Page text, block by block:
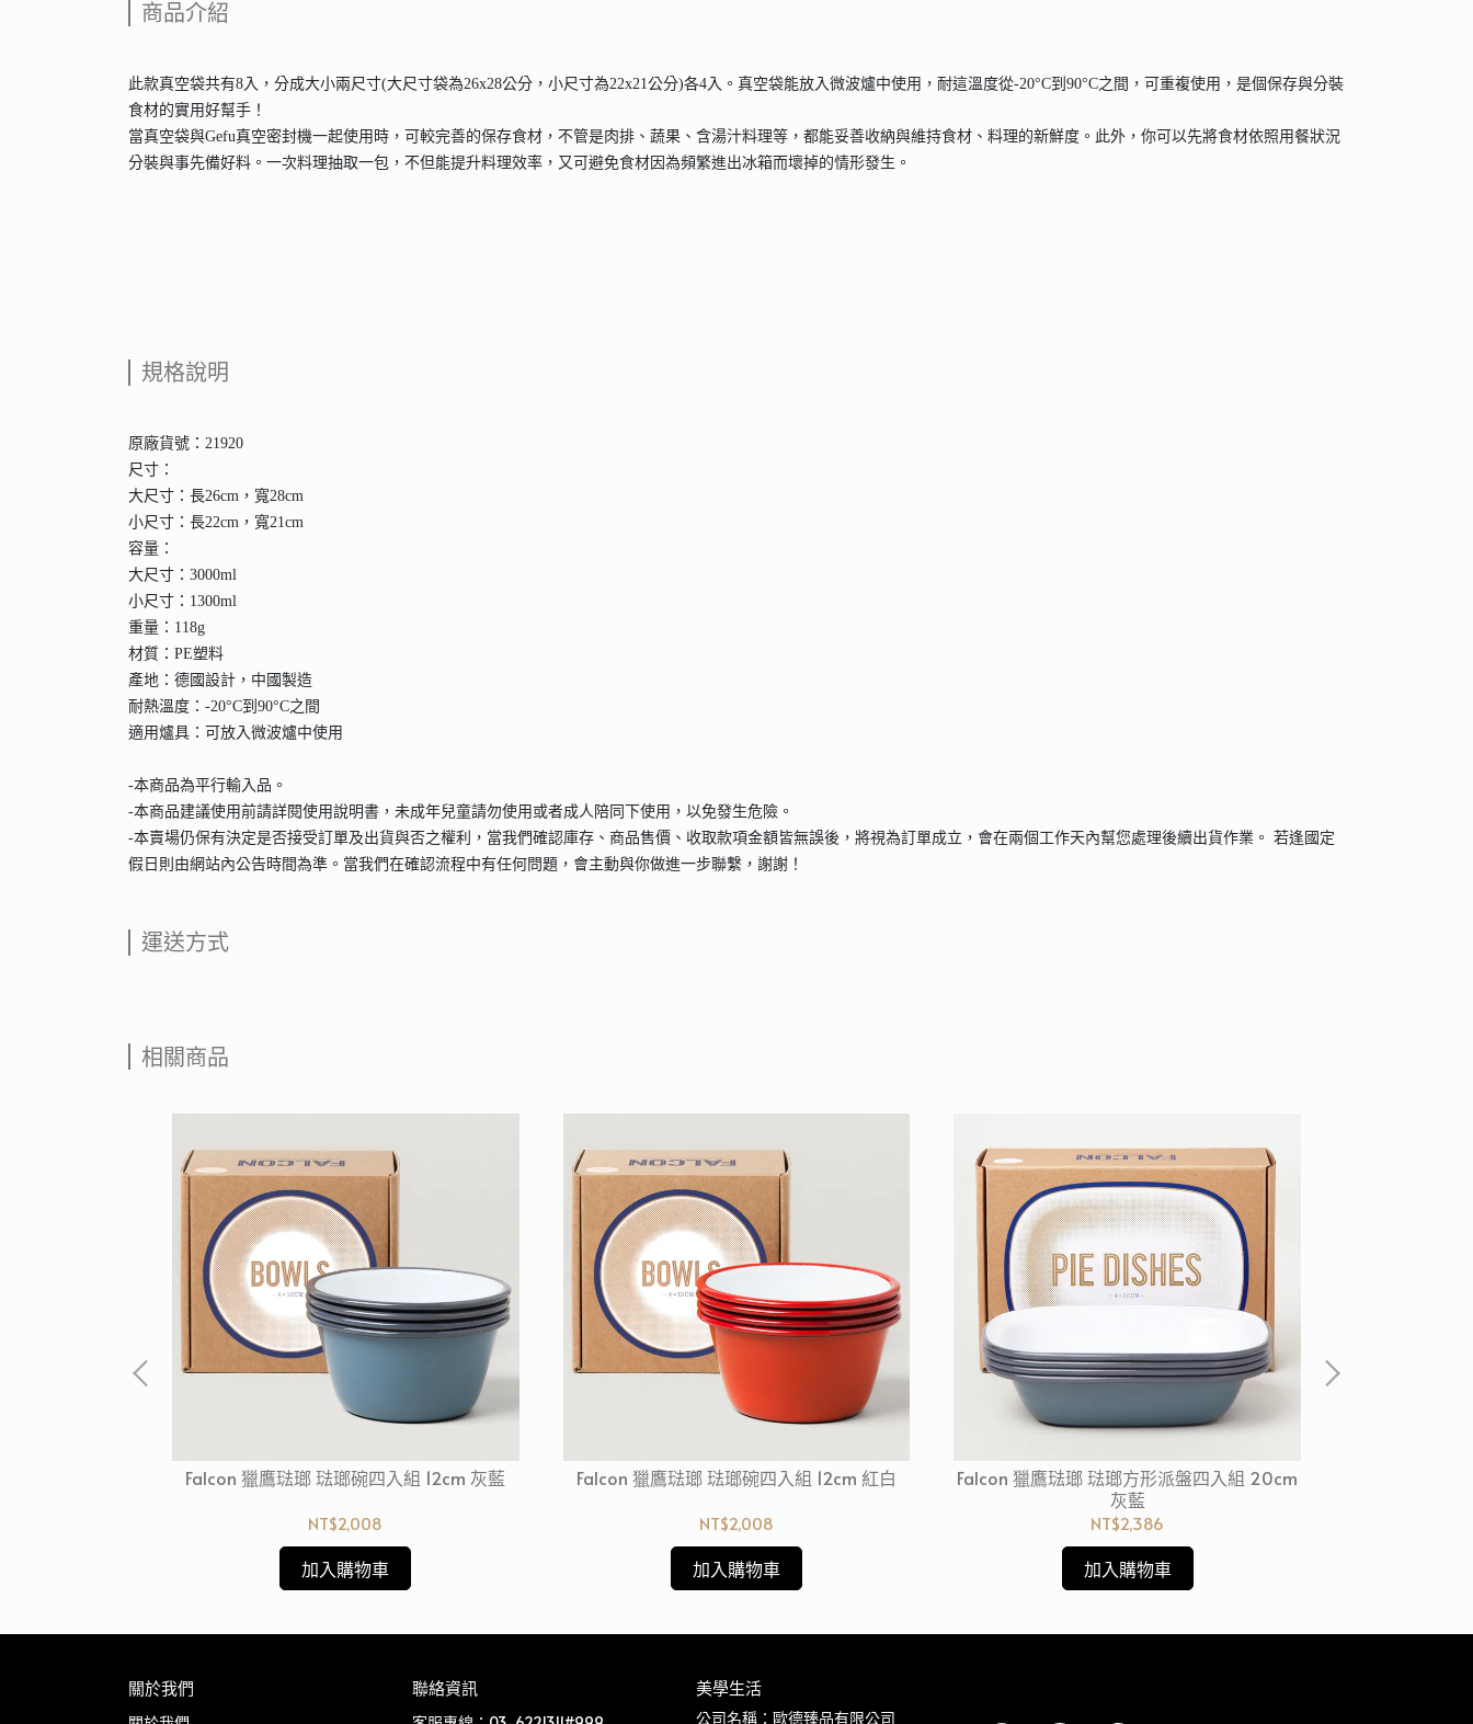
商品介紹
此款真空袋共有8入，分成大小兩尺寸(大尺寸袋為26x28公分，小尺寸為22x21公分)各4入。真空袋能放入微波爐中使用，耐這溫度從-20°C到90°C之間，可重複使用，是個保存與分裝
食材的實用好幫手！
當真空袋與Gefu真空密封機一起使用時，可較完善的保存食材，不管是肉排、蔬果、含湯汁料理等，都能妥善收納與維持食材、料理的新鮮度。此外，你可以先將食材依照用餐狀況
分裝與事先備好料。一次料理抽取一包，不但能提升料理效率，又可避免食材因為頻繁進出冰箱而壞掉的情形發生。
規格說明
原廠貨號：21920
尺寸：
大尺寸：長26cm，寬28cm
小尺寸：長22cm，寬21cm
容量：
大尺寸：3000ml
小尺寸：1300ml
重量：118g
材質：PE塑料
產地：德國設計，中國製造
耐熱溫度：-20°C到90°C之間
適用爐具：可放入微波爐中使用
-本商品為平行輸入品。
-本商品建議使用前請詳閱使用說明書，未成年兒童請勿使用或者成人陪同下使用，以免發生危險。
-本賣場仍保有決定是否接受訂單及出貨與否之權利，當我們確認庫存、商品售價、收取款項金額皆無誤後，將視為訂單成立，會在兩個工作天內幫您處理後續出貨作業。 若逢國定
假日則由網站內公告時間為準。當我們在確認流程中有任何問題，會主動與你做進一步聯繫，謝謝！
運送方式
相關商品
Falcon 獵鷹琺瑯 琺瑯碗四入組 12cm 灰藍
NT$2,008
加入購物車
Falcon 獵鷹琺瑯 琺瑯碗四入組 12cm 紅白
NT$2,008
加入購物車
Falcon 獵鷹琺瑯 琺瑯方形派盤四入組 20cm
灰藍
NT$2,386
加入購物車
關於我們 聯絡資訊 美學生活
公司名稱：歐德臻品有限公司